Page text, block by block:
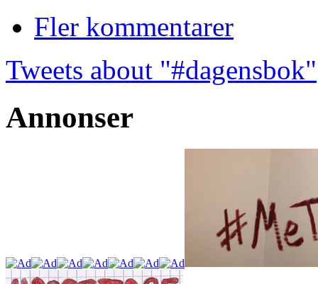
Fler kommentarer
Tweets about "#dagensbok"
Annonser